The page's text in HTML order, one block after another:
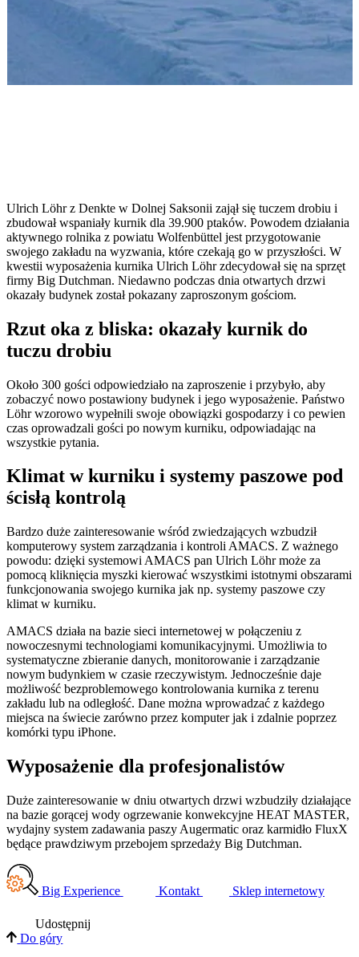
Ulrich Löhr z Denkte w Dolnej Saksonii zajął się tuczem drobiu i
zbudował wspaniały kurnik dla 39.900 ptaków. Powodem działania
aktywnego rolnika z powiatu Wolfenbüttel jest przygotowanie
swojego zakładu na wyzwania, które czekają go w przyszłości. W
kwestii wyposażenia kurnika Ulrich Löhr zdecydował się na sprzęt
firmy Big Dutchman. Niedawno podczas dnia otwartych drzwi
okazały budynek został pokazany zaproszonym gościom.
Rzut oka z bliska: okazały kurnik do
tuczu drobiu
Około 300 gości odpowiedziało na zaproszenie i przybyło, aby
zobaczyć nowo postawiony budynek i jego wyposażenie. Państwo
Löhr wzorowo wypełnili swoje obowiązki gospodarzy i co pewien
czas oprowadzali gości po nowym kurniku, odpowiadając na
wszystkie pytania.
Klimat w kurniku i systemy paszowe pod
ścisłą kontrolą
Bardzo duże zainteresowanie wśród zwiedzających wzbudził
komputerowy system zarządzania i kontroli AMACS. Z ważnego
powodu: dzięki systemowi AMACS pan Ulrich Löhr może za
pomocą kliknięcia myszki kierować wszystkimi istotnymi obszarami
funkcjonowania swojego kurnika jak np. systemy paszowe czy
klimat w kurniku.
AMACS działa na bazie sieci internetowej w połączeniu z
nowoczesnymi technologiami komunikacyjnymi. Umożliwia to
systematyczne zbieranie danych, monitorowanie i zarządzanie
nowym budynkiem w czasie rzeczywistym. Jednocześnie daje
możliwość bezproblemowego kontrolowania kurnika z terenu
zakładu lub na odległość. Dane można wprowadzać z każdego
miejsca na świecie zarówno przez komputer jak i zdalnie poprzez
komórki typu iPhone.
Wyposażenie dla profesjonalistów
Duże zainteresowanie w dniu otwartych drzwi wzbudziły działające
na bazie gorącej wody ogrzewanie konwekcyjne HEAT MASTER,
wydajny system zadawania paszy Augermatic oraz karmidło FluxX
będące prawdziwym przebojem sprzedaży Big Dutchman.
Big Experience Kontakt Sklep internetowy
Udostępnij
Do góry